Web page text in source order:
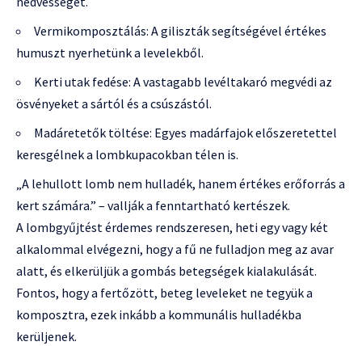
Vermikomposztálás: A giliszták segítségével értékes
humuszt nyerhetünk a levelekből.
Kerti utak fedése: A vastagabb levéltakaró megvédi az
ösvényeket a sártól és a csúszástól.
Madáretetők töltése: Egyes madárfajok előszeretettel
keresgélnek a lombkupacokban télen is.
„A lehullott lomb nem hulladék, hanem értékes erőforrás a
kert számára.” – vallják a fenntartható kertészek.
A lombgyűjtést érdemes rendszeresen, heti egy vagy két
alkalommal elvégezni, hogy a fű ne fulladjon meg az avar
alatt, és elkerüljük a gombás betegségek kialakulását.
Fontos, hogy a fertőzött, beteg leveleket ne tegyük a
komposztra, ezek inkább a kommunális hulladékba
kerüljenek.